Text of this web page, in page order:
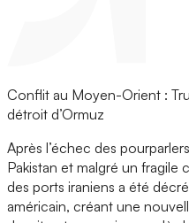
Conflit au Moyen-Orient :
détroit d’Ormuz
Après l’échec des
Pakistan et malgré un
des ports iraniens a été
américain, créant une